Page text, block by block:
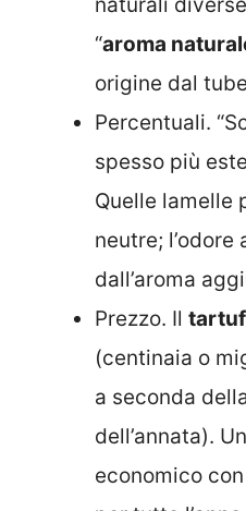
“aroma
origine dal
Percentuali.
spesso più
Quelle lamelle
neutre;
dall’aroma
Prezzo. Il
(centinaia o
a seconda
dell’annata).
economico